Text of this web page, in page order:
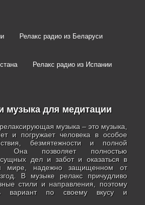
Релакс радио из Беларуси
Релакс радио из Испании
музыка для медитации
музыка – это музыка,
и погружает человека в особое
безмятежности и полной
Она позволяет полностью
дел и забот и оказаться в
мире, надежно защищенном от
В музыке релакс причудливо
стили и направления, поэтому
вариант по своему вкусу и